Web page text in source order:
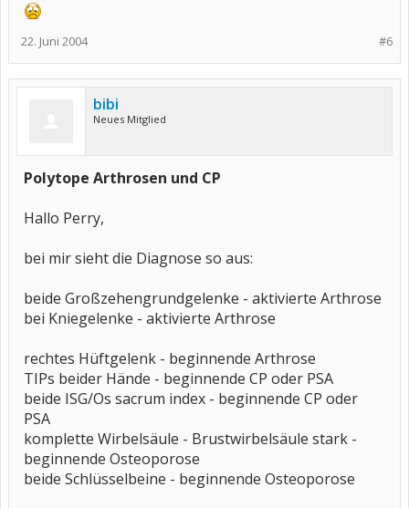
#6
22. Juni 2004
bibi
Neues Mitglied
Polytope Arthrosen und CP
Hallo Perry,
bei mir sieht die Diagnose so aus:
beide Großzehengrundgelenke - aktivierte Arthrose
bei Kniegelenke - aktivierte Arthrose
rechtes Hüftgelenk - beginnende Arthrose
TIPs beider Hände - beginnende CP oder PSA
beide ISG/Os sacrum index - beginnende CP oder
PSA
komplette Wirbelsäule - Brustwirbelsäule stark -
beginnende Osteoporose
beide Schlüsselbeine - beginnende Osteoporose